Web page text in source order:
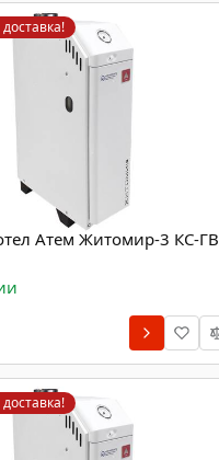
Атем Житомир-3 КС-ГВ